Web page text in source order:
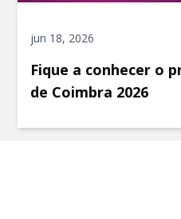
jun 18, 2026
Fique a conhecer o
de Coimbra 2026